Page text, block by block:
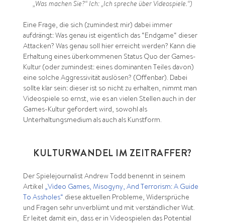
„Was machen Sie?“ Ich: „Ich spreche über Videospiele.“)
Eine Frage, die sich (zumindest mir) dabei immer
aufdrängt: Was genau ist eigentlich das “Endgame“ dieser
Attacken? Was genau soll hier erreicht werden? Kann die
Erhaltung eines überkommenen Status Quo der Games-
Kultur (oder zumindest: eines dominanten Teiles davon)
eine solche Aggressivität auslösen? (Offenbar). Dabei
sollte klar sein: dieser ist so nicht zu erhalten, nimmt man
Videospiele so ernst, wie es an vielen Stellen auch in der
Games-Kultur gefordert wird, sowohl als
Unterhaltungsmedium als auch als Kunstform.
KULTURWANDEL IM ZEITRAFFER?
Der Spielejournalist Andrew Todd benennt in seinem
Artikel „Video Games, Misogyny, And Terrorism: A Guide
To Assholes“ diese aktuellen Probleme, Widersprüche
und Fragen sehr unverblümt und mit verständlicher Wut.
Er leitet damit ein, dass er in Videospielen das Potential